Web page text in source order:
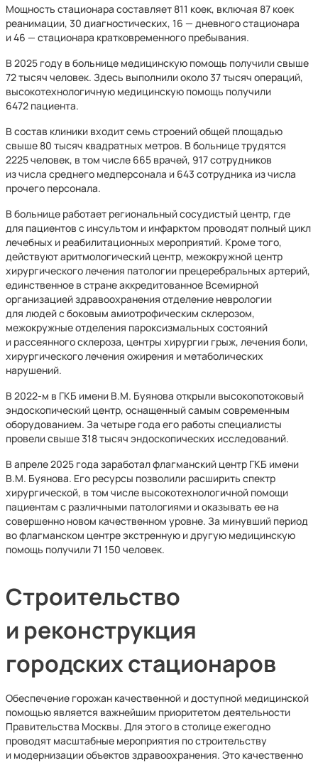
Мощность стационара составляет 811 коек, включая 87 коек
реанимации, 30 диагностических, 16 — дневного стационара
и 46 — стационара кратковременного пребывания.
В 2025 году в больнице медицинскую помощь получили свыше
72 тысяч человек. Здесь выполнили около 37 тысяч операций,
высокотехнологичную медицинскую помощь получили
6472 пациента.
В состав клиники входит семь строений общей площадью
свыше 80 тысяч квадратных метров. В больнице трудятся
2225 человек, в том числе 665 врачей, 917 сотрудников
из числа среднего медперсонала и 643 сотрудника из числа
прочего персонала.
В больнице работает региональный сосудистый центр, где
для пациентов с инсультом и инфарктом проводят полный цикл
лечебных и реабилитационных мероприятий. Кроме того,
действуют аритмологический центр, межокружной центр
хирургического лечения патологии прецеребральных артерий,
единственное в стране аккредитованное Всемирной
организацией здравоохранения отделение неврологии
для людей с боковым амиотрофическим склерозом,
межокружные отделения пароксизмальных состояний
и рассеянного склероза, центры хирургии грыж, лечения боли,
хирургического лечения ожирения и метаболических
нарушений.
В 2022-м в ГКБ имени В.М. Буянова открыли высокопотоковый
эндоскопический центр, оснащенный самым современным
оборудованием. За четыре года его работы специалисты
провели свыше 318 тысяч эндоскопических исследований.
В апреле 2025 года заработал флагманский центр ГКБ имени
В.М. Буянова. Его ресурсы позволили расширить спектр
хирургической, в том числе высокотехнологичной помощи
пациентам с различными патологиями и оказывать ее на
совершенно новом качественном уровне. За минувший период
во флагманском центре экстренную и другую медицинскую
помощь получили 71 150 человек.
Строительство
и реконструкция
городских стационаров
Обеспечение горожан качественной и доступной медицинской
помощью является важнейшим приоритетом деятельности
Правительства Москвы. Для этого в столице ежегодно
проводят масштабные мероприятия по строительству
и модернизации объектов здравоохранения. Это качественно